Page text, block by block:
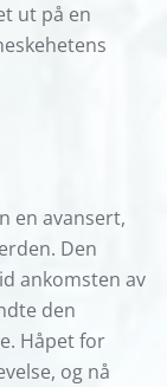
ut på en
en avansert,
Den
ankomsten av
den
Håpet for
og nå